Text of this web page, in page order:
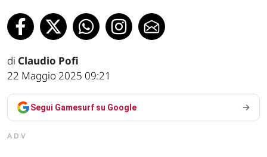
di Claudio Pofi
22 Maggio 2025 09:21
Segui Gamesurf su Google
ADV